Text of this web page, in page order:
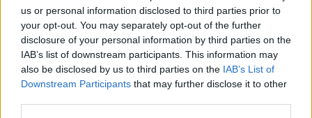
us or personal information disclosed to third parties prior to
your opt-out. You may separately opt-out of the further
disclosure of your personal information by third parties on the
IAB’s list of downstream participants. This information may
also be disclosed by us to third parties on the IAB’s List of
Downstream Participants that may further disclose it to other
Delar bytta utan resultat.
Senaste inlägget avJesper328 tisdag 12:52iGenerell
felsökning
Insignia 2018 - Tänkte byta
centerhögtalaren med blir lite
6 svar